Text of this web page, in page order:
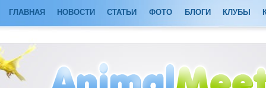
ГЛАВНАЯ НОВОСТИ СТАТЬИ ФОТО БЛОГИ КЛУБЫ